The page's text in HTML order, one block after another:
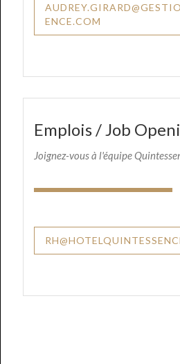
ENCE.COM
Emplois / Job
Joignez-vous à l'équipe